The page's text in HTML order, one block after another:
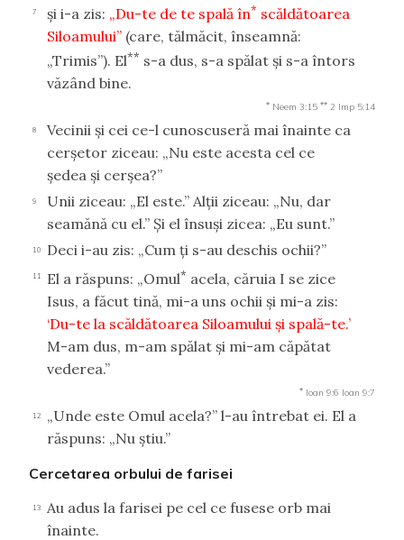
7 şi i-a zis: „Du-te de te spală în* scăldătoarea
Siloamului” (care, tălmăcit, înseamnă:
„Trimis”). El** s-a dus, s-a spălat şi s-a întors
văzând bine.
* Neem 3:15 ** 2 Imp 5:14
8
Vecinii şi cei ce-l cunoscuseră mai înainte ca
cerşetor ziceau: „Nu este acesta cel ce
şedea şi cerşea?”
9
Unii ziceau: „El este.” Alţii ziceau: „Nu, dar
seamănă cu el.” Şi el însuşi zicea: „Eu sunt.”
10 Deci i-au zis: „Cum ţi s-au deschis ochii?”
11 El a răspuns: „Omul* acela, căruia I se zice
Isus, a făcut tină, mi-a uns ochii şi mi-a zis:
‘Du-te la scăldătoarea Siloamului şi spală-te.’
M-am dus, m-am spălat şi mi-am căpătat
vederea.”
* Ioan 9:6 Ioan 9:7
12
„Unde este Omul acela?” l-au întrebat ei. El a
răspuns: „Nu ştiu.”
Cercetarea orbului de farisei
13
Au adus la farisei pe cel ce fusese orb mai
înainte.